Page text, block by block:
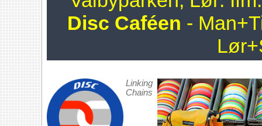
Disc Caféen -
Linking
Chains